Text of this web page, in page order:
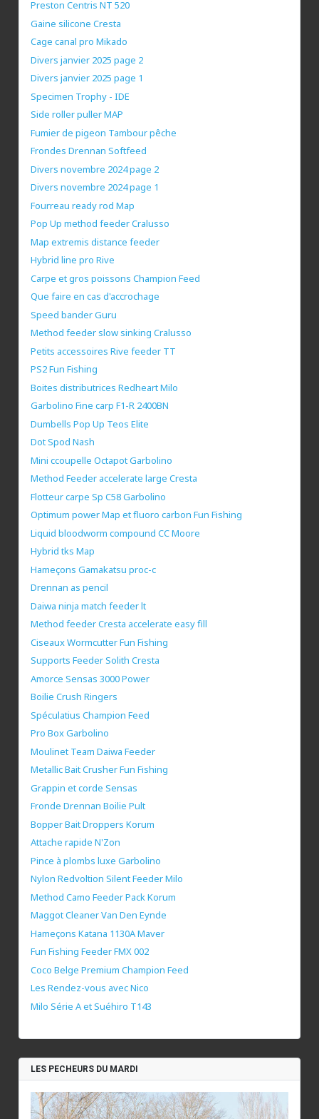
LES PECHEURS DU MARDI
Preston Centris NT 520
Gaine silicone Cresta
Cage canal pro Mikado
Divers janvier 2025 page 2
Divers janvier 2025 page 1
Specimen Trophy - IDE
Side roller puller MAP
Fumier de pigeon Tambour pêche
Frondes Drennan Softfeed
Divers novembre 2024 page 2
Divers novembre 2024 page 1
Fourreau ready rod Map
Pop Up method feeder Cralusso
Map extremis distance feeder
Hybrid line pro Rive
Carpe et gros poissons Champion Feed
Que faire en cas d'accrochage
Speed bander Guru
Method feeder slow sinking Cralusso
Petits accessoires Rive feeder TT
PS2 Fun Fishing
Boites distributrices Redheart Milo
Garbolino Fine carp F1-R 2400BN
Dumbells Pop Up Teos Elite
Dot Spod Nash
Mini ccoupelle Octapot Garbolino
Method Feeder accelerate large Cresta
Flotteur carpe Sp C58 Garbolino
Optimum power Map et fluoro carbon Fun Fishing
Liquid bloodworm compound CC Moore
Hybrid tks Map
Hameçons Gamakatsu proc-c
Drennan as pencil
Daiwa ninja match feeder lt
Method feeder Cresta accelerate easy fill
Ciseaux Wormcutter Fun Fishing
Supports Feeder Solith Cresta
Amorce Sensas 3000 Power
Boilie Crush Ringers
Spéculatius Champion Feed
Pro Box Garbolino
Moulinet Team Daiwa Feeder
Metallic Bait Crusher Fun Fishing
Grappin et corde Sensas
Fronde Drennan Boilie Pult
Bopper Bait Droppers Korum
Attache rapide N'Zon
Pince à plombs luxe Garbolino
Nylon Redvoltion Silent Feeder Milo
Method Camo Feeder Pack Korum
Maggot Cleaner Van Den Eynde
Hameçons Katana 1130A Maver
Fun Fishing Feeder FMX 002
Coco Belge Premium Champion Feed
Les Rendez-vous avec Nico
Milo Série A et Suéhiro T143